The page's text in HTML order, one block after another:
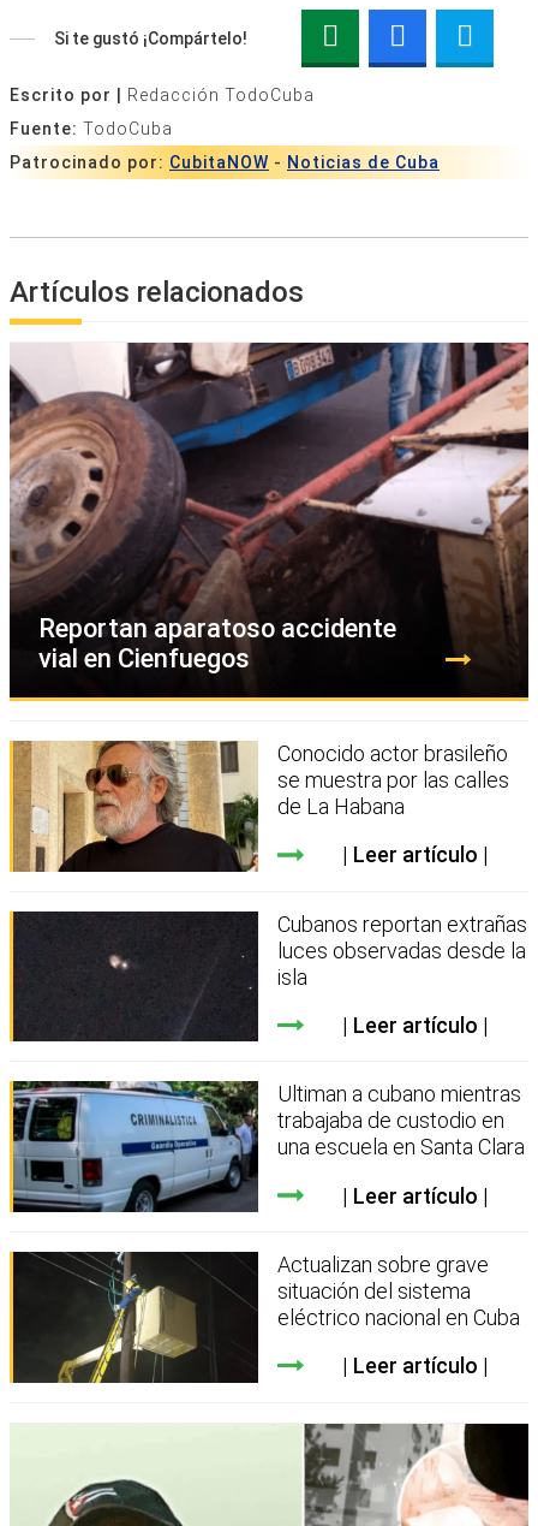
Si te gustó ¡Compártelo!
Escrito por |
Redacción TodoCuba
Fuente: TodoCuba
Patrocinado por: CubitaNOW - Noticias de Cuba
Artículos relacionados
Reportan aparatoso accidente
vial en Cienfuegos
Conocido actor brasileño
se muestra por las calles
de La Habana
Leer artículo
Cubanos reportan extrañas
luces observadas desde la
isla
Leer artículo
Ultiman a cubano mientras
trabajaba de custodio en
una escuela en Santa Clara
Leer artículo
Actualizan sobre grave
situación del sistema
eléctrico nacional en Cuba
Leer artículo